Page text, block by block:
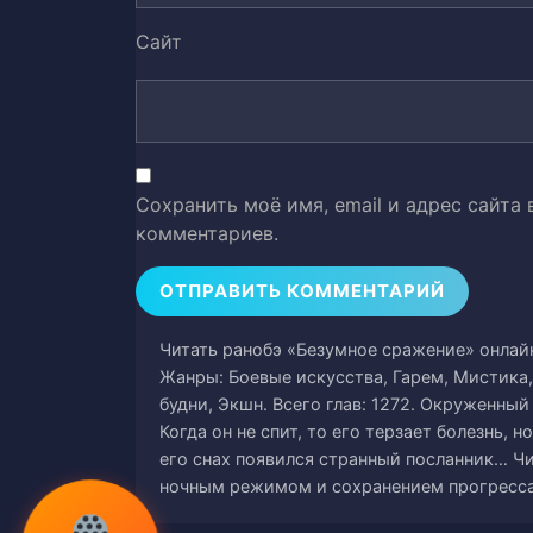
Глава 46
48 Глава 47
Глава 48
50 Глава 49
51 Глава 50
Сайт
Сохранить моё имя, email и адрес
комментариев.
Читать ранобэ «Безумное сражение»
Жанры: Боевые искусства, Гарем,
будни, Экшн. Всего глав: 1272.
Когда он не спит, то его терзает болезнь,
его снах появился странный посланник…
ночным режимом и сохранением